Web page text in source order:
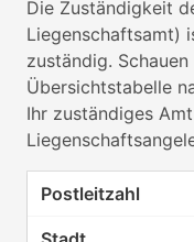
Die Zuständigkeit
Liegenschaftsamt)
zuständig.
Übersichtstabelle
Ihr zuständiges